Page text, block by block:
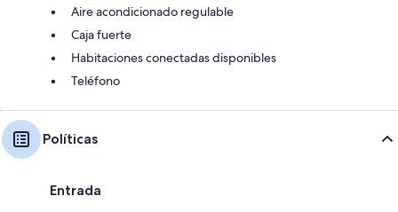
Aire acondicionado regulable
Caja fuerte
Habitaciones conectadas disponibles
Teléfono
Políticas
Entrada